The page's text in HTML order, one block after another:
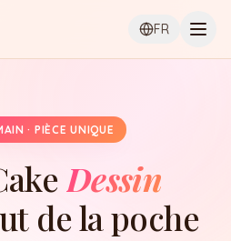
FR
· PIÈCE UNIQUE
Dessin
de la poche